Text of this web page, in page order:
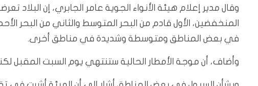
وقال مدير إعلام هيئة الأنواء الجوية عامر الجابري، إن البلاد
المنخفضين، الأول قادم من البحر المتوسط والثاني من البحر
في بعض المناطق ومتوسطة وشديدة في مناطق أخرى.
وأضاف، أن موجة الأمطار الحالية ستنتهي يوم السبت المقبل